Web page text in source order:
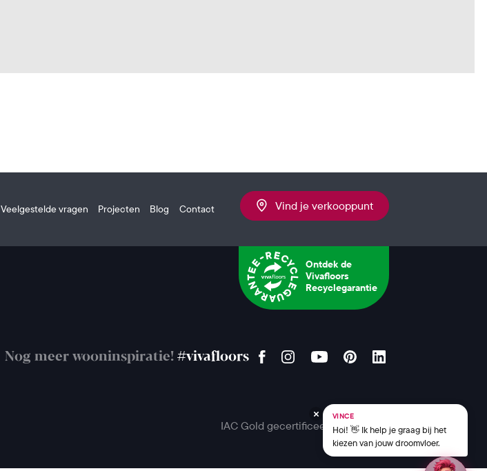
Veelgestelde vragen Projecten Blog Contact Vind je verkooppunt
Ontdek de
Vivafloors
Recyclegarantie
Nog meer wooninspiratie! #vivafloors
IAC Gold gecertificeerd
VINCE
Hoi! 👋 Ik help je graag bij het
kiezen van jouw droomvloer.